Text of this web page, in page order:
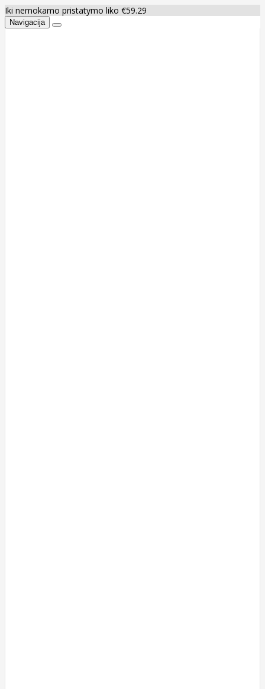
Iki nemokamo pristatymo liko €59.29
Navigacija